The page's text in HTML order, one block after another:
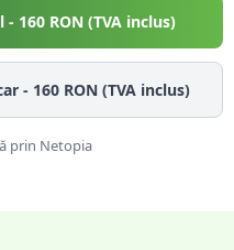
- 160RON (TVA inclus)
- 160RON (TVA inclus)
prin Netopia